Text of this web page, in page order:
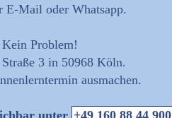
Mail oder Whatsapp.
Problem!
3 in 50968 Köln.
ausmachen.